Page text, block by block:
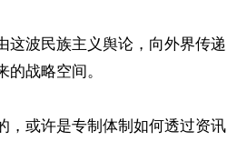
这波民族主义舆论，向外界传递
战略空间。
，或许是专制体制如何透过资讯